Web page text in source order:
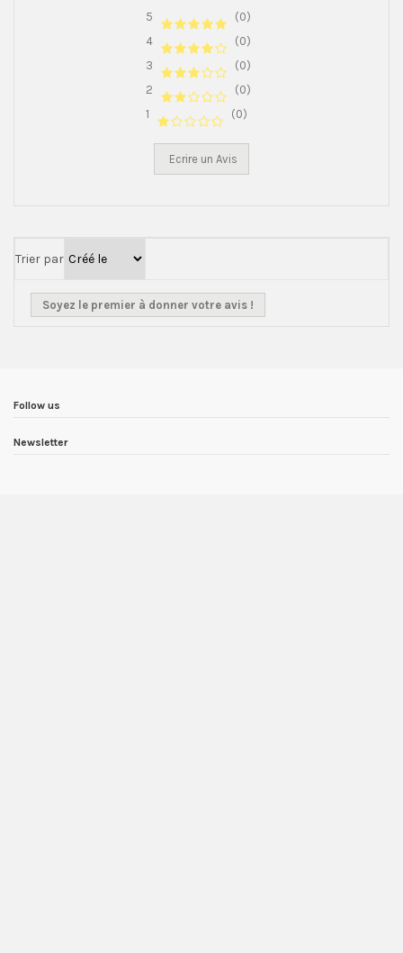
5
(0)
4
(0)
3
(0)
2
(0)
1
(0)
Ecrire un Avis
Trier par
Soyez le premier à donner votre avis !
Follow us
Newsletter